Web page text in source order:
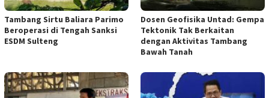
Tambang Sirtu Baliara Parimo
Beroperasi di Tengah Sanksi
ESDM Sulteng
Dosen Geofisika Untad: Gempa
Tektonik Tak Berkaitan
dengan Aktivitas Tambang
Bawah Tanah